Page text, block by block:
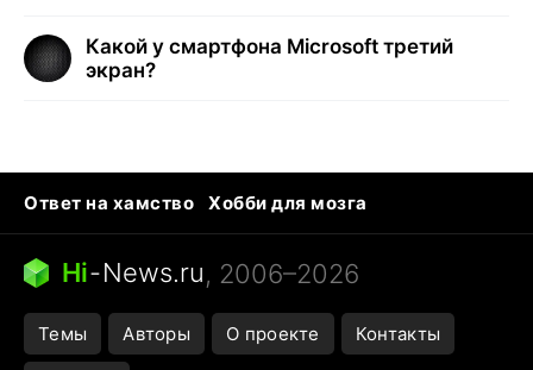
Какой у смартфона Microsoft третий
экран?
Ответ на хамство
Хобби для мозга
Бензин 100 и 95
Тунцы в океанариуме
Следующая пандемия
Hi-News.ru, 2006–2026
Темы Авторы О проекте Контакты